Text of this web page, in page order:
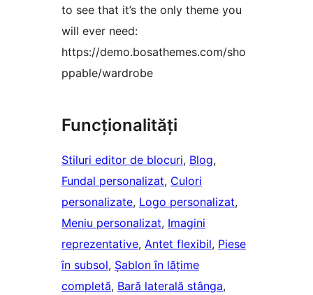
to see that it’s the only theme you
will ever need:
https://demo.bosathemes.com/sho
ppable/wardrobe
Funcționalități
Stiluri editor de blocuri, Blog
Fundal personalizat, Culori
personalizate, Logo personalizat
Meniu personalizat, Imagini
reprezentative, Antet flexibil, Piese
în subsol, Șablon în lățime
completă, Bară laterală stânga